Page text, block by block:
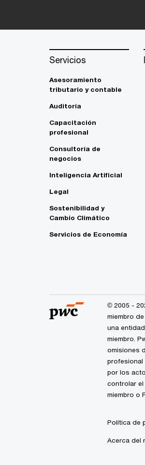
Servicios
Asesoramiento
tributario y contable
Auditoría
Capacitación
profesional
Consultoría de
negocios
Inteligencia Artificial
Legal
Sostenibilidad y
Cambio Climático
Servicios de Economía
© 2005 -
miembro
una
miembro.
omisiones
profesional
por los
controlar el
miembro o
Política de
Acerca del